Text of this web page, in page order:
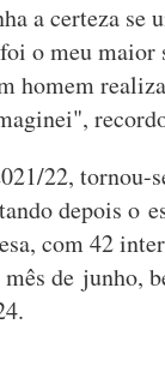
a certeza se
o meu
homem
22,
depois o
com 42
mês de junho,